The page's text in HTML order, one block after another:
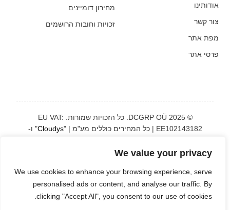
We value your privacy
We use cookies to enhance your browsing experience, serve
personalised ads or content, and analyse our traffic. By
clicking "Accept All", you consent to our use of cookies.
אודותינו
צור קשר
מפת אתר
פרסי אתר
מחירון דומיינים
זכויות וחובות הרושמים
© 2025 DCGRP OÜ. כל הזכויות שמורות. EU VAT:
EE102143182 | כל המחירים כוללים מע"מ | "
Cloudys" ו-
English
Italiano
Nederlands
Deutsch
Português
Română
Shqip